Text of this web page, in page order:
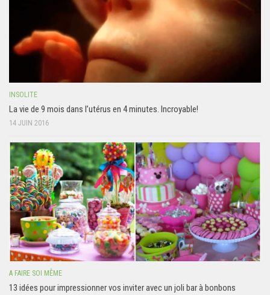
INSOLITE
La vie de 9 mois dans l’utérus en 4 minutes. Incroyable!
14 JUIN 2016
A FAIRE SOI MÊME
13 idées pour impressionner vos inviter avec un joli bar à bonbons